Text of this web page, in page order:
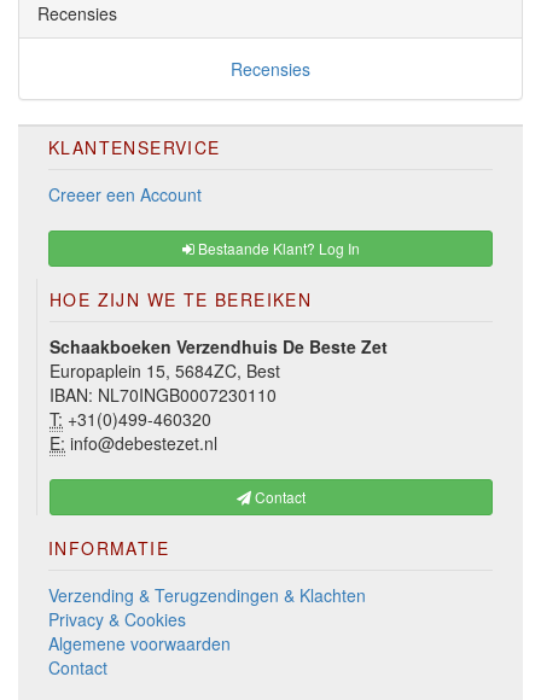
Recensies
Recensies
KLANTENSERVICE
Creeer een Account
Bestaande Klant? Log In
HOE ZIJN WE TE BEREIKEN
Schaakboeken Verzendhuis De Beste Zet
Europaplein 15, 5684ZC, Best
IBAN: NL70INGB0007230110
T: +31(0)499-460320
E: info@debestezet.nl
Contact
INFORMATIE
Verzending & Terugzendingen & Klachten
Privacy & Cookies
Algemene voorwaarden
Contact